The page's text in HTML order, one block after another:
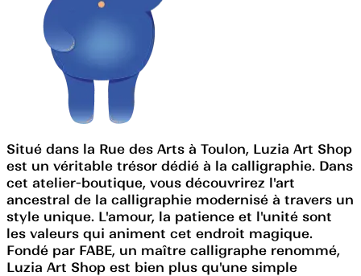
Situé dans la Rue des Arts à Toulon, Luzia Art Shop
est un véritable trésor dédié à la calligraphie. Dans
cet atelier-boutique, vous découvrirez l'art
ancestral de la calligraphie modernisé à travers un
style unique. L'amour, la patience et l'unité sont
les valeurs qui animent cet endroit magique.
Fondé par FABE, un maître calligraphe renommé,
Luzia Art Shop est bien plus qu'une simple